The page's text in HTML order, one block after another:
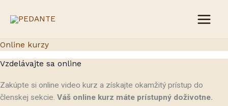
Online kurzy
Vzdelávajte sa online
Zakúpte si online video kurz a získajte okamžitý prístup do
členskej sekcie. Váš online kurz máte prístupný doživotne.